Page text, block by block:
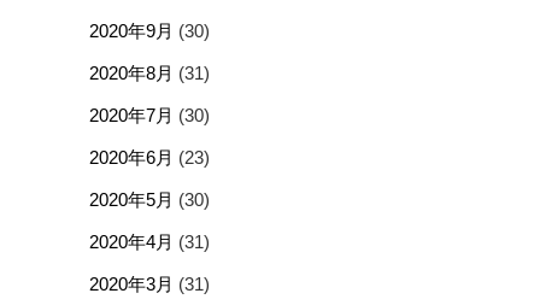
2020年9月 (30)
2020年8月 (31)
2020年7月 (30)
2020年6月 (23)
2020年5月 (30)
2020年4月 (31)
2020年3月 (31)